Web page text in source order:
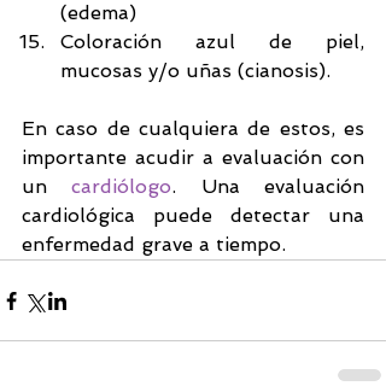
(edema)
Coloración azul de piel,
mucosas y/o uñas (cianosis).
En caso de cualquiera de estos, es
importante acudir a evaluación con
un cardiólogo. Una evaluación
cardiológica puede detectar una
enfermedad grave a tiempo.